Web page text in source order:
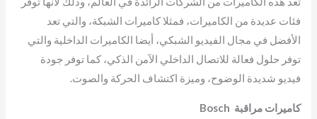
فئات عديدة من الكاميرات، فمثلا كاميرات الشبكة، والتي تعد
الأفضل في مجال الفيديو الشبكي، أيضا الكاميرات الداخلية والتي
توفر حلول فعالة للاتصال الداخلي الآمن الذكي، كما توفر جودة
فيديو شديدة الوضوح، وميزة اكتشاف الحركة والصوت.
كاميرات مراقبة Bosch